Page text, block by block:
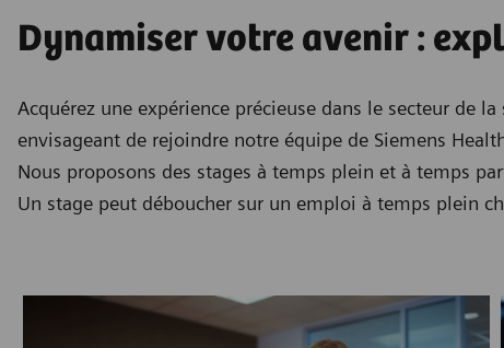
Dynamiser votre avenir :
Acquérez une expérience précieuse dans le secteur de
envisageant de rejoindre notre équipe de Siemens
Nous proposons des stages à temps plein et à temps
Un stage peut déboucher sur un emploi à temps plein